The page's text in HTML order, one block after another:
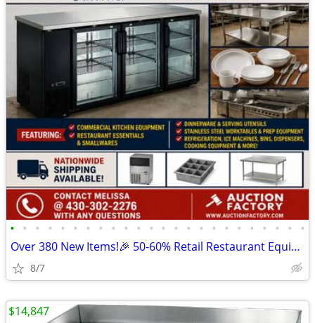
• • • • • • • • • • • • • • • • • • • • • • • •
Over 380 New Items!🎉 50-60% Retail Restaurant Equipment & Essential
8/7
$14,847